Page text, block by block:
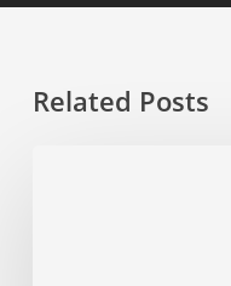
Related Posts